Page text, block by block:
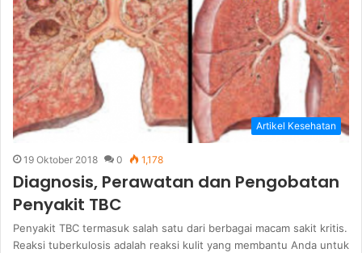
Artikel Kesehatan
19 Oktober 2018 0 1,178
Diagnosis, Perawatan dan Pengobatan
Penyakit TBC
Penyakit TBC termasuk salah satu dari berbagai macam sakit kritis.
Reaksi tuberkulosis adalah reaksi kulit yang membantu Anda untuk